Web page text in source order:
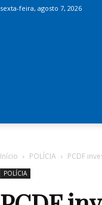
sexta-feira, agosto 7, 2026
Início POLÍCIA PCDF
POLÍCIA